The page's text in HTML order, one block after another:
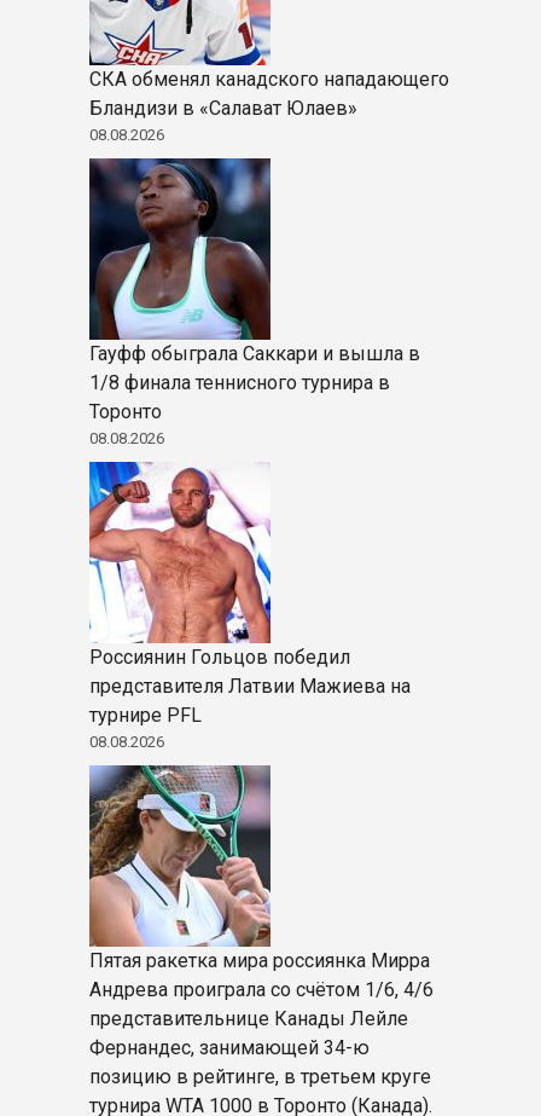
СКА обменял канадского нападающего
Бландизи в «Салават Юлаев»
08.08.2026
Гауфф обыграла Саккари и вышла в
1/8 финала теннисного турнира в
Торонто
08.08.2026
Россиянин Гольцов победил
представителя Латвии Мажиева на
турнире PFL
08.08.2026
Пятая ракетка мира россиянка Мирра
Андрева проиграла со счётом 1/6, 4/6
представительнице Канады Лейле
Фернандес, занимающей 34-ю
позицию в рейтинге, в третьем круге
турнира WTA 1000 в Торонто (Канада).